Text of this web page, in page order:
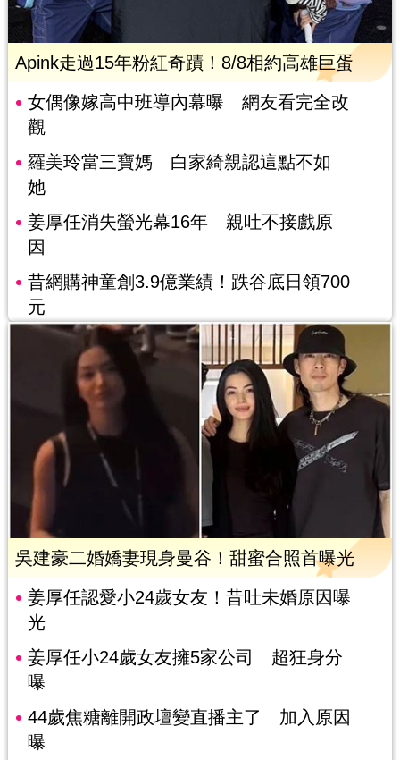
Apink走過15年粉紅奇蹟！8/8相約高雄巨蛋
女偶像嫁高中班導內幕曝 網友看完全改
觀
羅美玲當三寶媽 白家綺親認這點不如
她
姜厚任消失螢光幕16年 親吐不接戲原
因
昔網購神童創3.9億業績！跌谷底日領700
元
吳建豪二婚嬌妻現身曼谷！甜蜜合照首曝光
姜厚任認愛小24歲女友！昔吐未婚原因曝
光
姜厚任小24歲女友擁5家公司 超狂身分
曝
44歲焦糖離開政壇變直播主了 加入原因
曝